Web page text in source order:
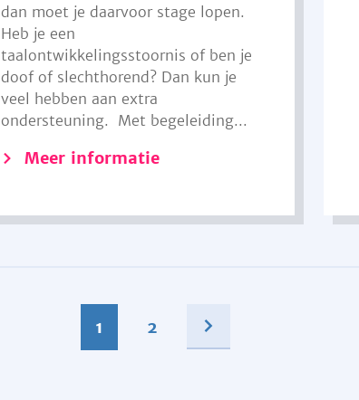
dan moet je daarvoor stage lopen.
Heb je een
taalontwikkelingsstoornis of ben je
doof of slechthorend? Dan kun je
veel hebben aan extra
ondersteuning. Met begeleiding...
Meer informatie
1 2